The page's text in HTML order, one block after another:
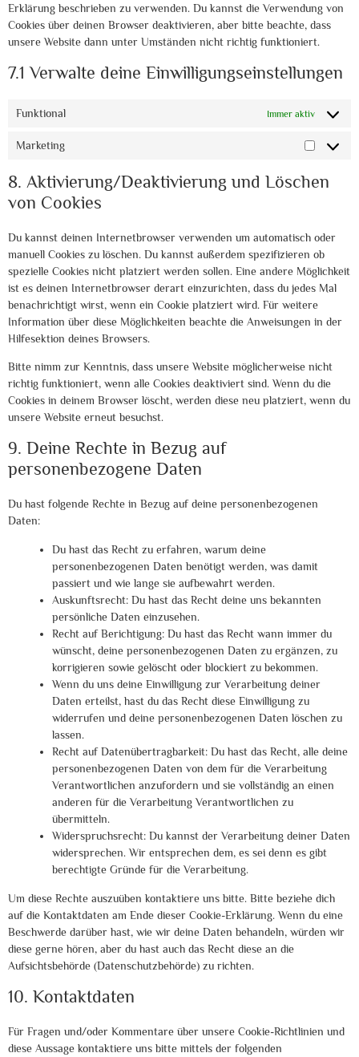
Erklärung beschrieben zu verwenden. Du kannst die Verwendung von
Cookies über deinen Browser deaktivieren, aber bitte beachte, dass
unsere Website dann unter Umständen nicht richtig funktioniert.
7.1 Verwalte deine Einwilligungseinstellungen
Funktional Immer aktiv
Marketing
8. Aktivierung/Deaktivierung und Löschen
von Cookies
Du kannst deinen Internetbrowser verwenden um automatisch oder
manuell Cookies zu löschen. Du kannst außerdem spezifizieren ob
spezielle Cookies nicht platziert werden sollen. Eine andere Möglichkeit
ist es deinen Internetbrowser derart einzurichten, dass du jedes Mal
benachrichtigt wirst, wenn ein Cookie platziert wird. Für weitere
Information über diese Möglichkeiten beachte die Anweisungen in der
Hilfesektion deines Browsers.
Bitte nimm zur Kenntnis, dass unsere Website möglicherweise nicht
richtig funktioniert, wenn alle Cookies deaktiviert sind. Wenn du die
Cookies in deinem Browser löscht, werden diese neu platziert, wenn du
unsere Website erneut besuchst.
9. Deine Rechte in Bezug auf
personenbezogene Daten
Du hast folgende Rechte in Bezug auf deine personenbezogenen
Daten:
Du hast das Recht zu erfahren, warum deine
personenbezogenen Daten benötigt werden, was damit
passiert und wie lange sie aufbewahrt werden.
Auskunftsrecht: Du hast das Recht deine uns bekannten
persönliche Daten einzusehen.
Recht auf Berichtigung: Du hast das Recht wann immer du
wünscht, deine personenbezogenen Daten zu ergänzen, zu
korrigieren sowie gelöscht oder blockiert zu bekommen.
Wenn du uns deine Einwilligung zur Verarbeitung deiner
Daten erteilst, hast du das Recht diese Einwilligung zu
widerrufen und deine personenbezogenen Daten löschen zu
lassen.
Recht auf Datenübertragbarkeit: Du hast das Recht, alle deine
personenbezogenen Daten von dem für die Verarbeitung
Verantwortlichen anzufordern und sie vollständig an einen
anderen für die Verarbeitung Verantwortlichen zu
übermitteln.
Widerspruchsrecht: Du kannst der Verarbeitung deiner Daten
widersprechen. Wir entsprechen dem, es sei denn es gibt
berechtigte Gründe für die Verarbeitung.
Um diese Rechte auszuüben kontaktiere uns bitte. Bitte beziehe dich
auf die Kontaktdaten am Ende dieser Cookie-Erklärung. Wenn du eine
Beschwerde darüber hast, wie wir deine Daten behandeln, würden wir
diese gerne hören, aber du hast auch das Recht diese an die
Aufsichtsbehörde (Datenschutzbehörde) zu richten.
10. Kontaktdaten
Für Fragen und/oder Kommentare über unsere Cookie-Richtlinien und
diese Aussage kontaktiere uns bitte mittels der folgenden